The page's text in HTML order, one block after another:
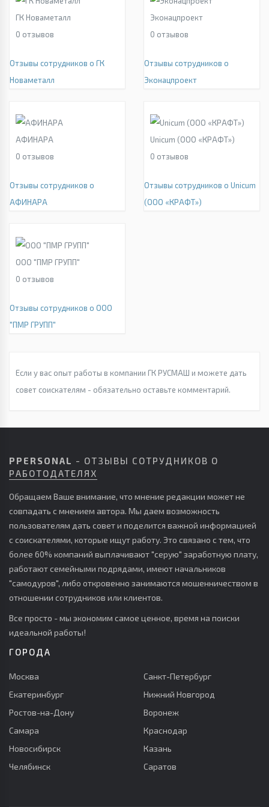
ГК Новаметалл
0 отзывов
Отзывы сотрудников о ГК
Новаметалл
Эконацпроект
0 отзывов
Отзывы сотрудников о
Эконацпроект
АФИНАРА
0 отзывов
Отзывы сотрудников о
АФИНАРА
Unicum (ООО «КРАФТ»)
0 отзывов
Отзывы сотрудников о Unicum
(ООО «КРАФТ»)
ООО "ПМР ГРУПП"
0 отзывов
Отзывы сотрудников о ООО
"ПМР ГРУПП"
Если у вас опыт работы в компании ГК РУСМАШ и можете дать
совет соискателям - обязательно оставьте комментарий.
PPERSONAL - ОТЗЫВЫ СОТРУДНИКОВ О
РАБОТОДАТЕЛЯХ
Обращаем Ваше внимание, что мнение редакции может не
совпадать с мнением автора. Мы даем возможность
пользователям дать совет и поделится важной информацией
с соискателями, которые ищут работу. Это связано с тем, что
более 60% компаний выплачивают "серую" заработную плату,
работают семейными подрядами, имеют начальников
"самодуров", либо откровенно занимаются мошенничеством в
отношении сотрудников или клиентов.
Все просто - мы экономим самое ценное, время на поиски
идеальной работы!
ГОРОДА
Москва
Санкт-Петербург
Екатеринбург
Нижний Новгород
Ростов-на-Дону
Воронеж
Самара
Краснодар
Новосибирск
Казань
Челябинск
Саратов